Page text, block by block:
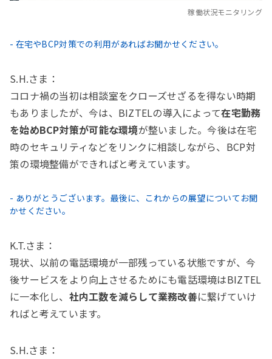
稼働状況モニタリング
- 在宅やBCP対策での利用があればお聞かせください。
S.H.さま：
コロナ禍の当初は相談室をクローズせざるを得ない時期
もありましたが、今は、BIZTELの導入によって在宅勤務
を始めBCP対策が可能な環境が整いました。今後は在宅
時のセキュリティなどをリンクに相談しながら、BCP対
策の環境整備ができればと考えています。
- ありがとうございます。最後に、これからの展望についてお聞
かせください。
K.T.さま：
現状、以前の電話環境が一部残っている状態ですが、今
後サービスをより向上させるためにも電話環境はBIZTEL
に一本化し、 社内工数を減らして業務改善に繋げていけ
ればと考えています。
S.H.さま：